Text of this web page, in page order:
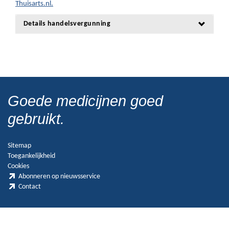
Thuisarts.nl.
Details handelsvergunning
Goede medicijnen goed
gebruikt.
Sitemap
Toegankelijkheid
Cookies
Abonneren op nieuwsservice
Contact